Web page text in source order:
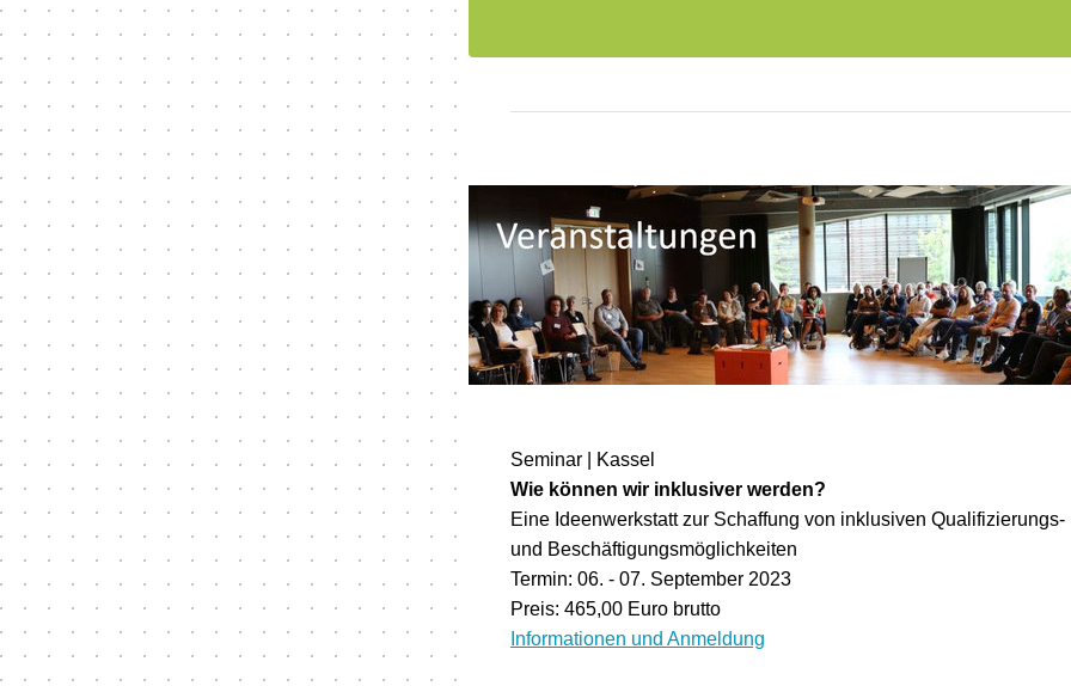
Seminar | Kassel
Wie können wir inklusiver werden?
Eine Ideenwerkstatt zur Schaffung von inklusiven Qualifizierungs-
und Beschäftigungsmöglichkeiten
Termin: 06. - 07. September 2023
Preis: 465,00 Euro brutto
Informationen und Anmeldung